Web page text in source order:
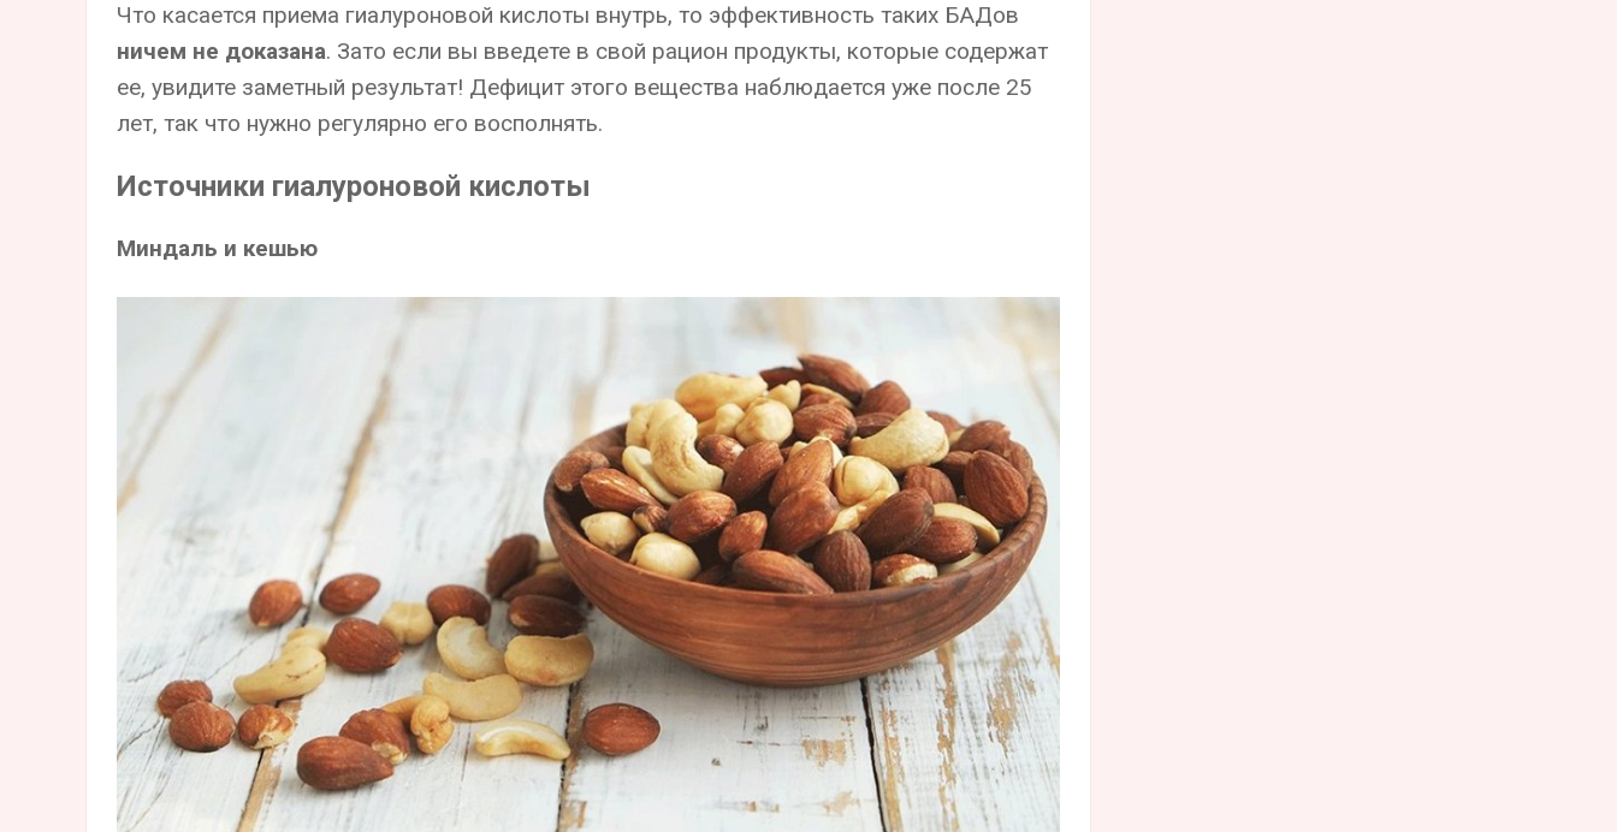
Что касается приема гиалуроновой кислоты внутрь, то эффективность таких БАДов
ничем не доказана. Зато если вы введете в свой рацион продукты, которые содержат
ее, увидите заметный результат! Дефицит этого вещества наблюдается уже после 25
лет, так что нужно регулярно его восполнять.
Источники гиалуроновой кислоты
Миндаль и кешью